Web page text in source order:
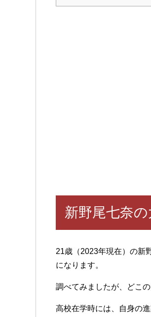
新野尾七奈の
21歳（2023年現在）の新
になります。
調べてみましたが、どこ
高校在学時には、自身の